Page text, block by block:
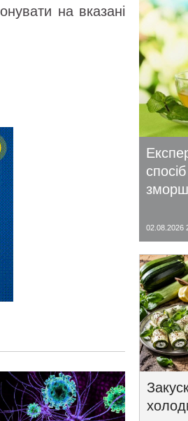
на вказані
02.08.2026